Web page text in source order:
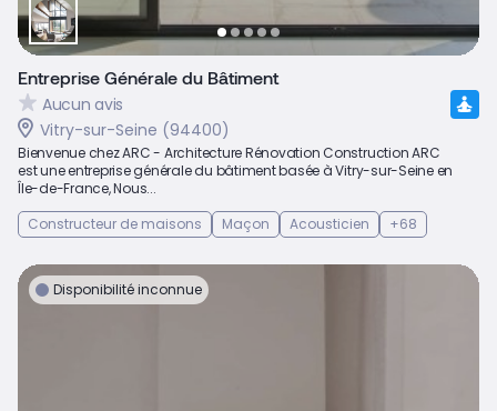
Entreprise Générale du Bâtiment
Aucun avis
Vitry-sur-Seine (94400)
Bienvenue chez ARC - Architecture Rénovation Construction ARC
est une entreprise générale du bâtiment basée à Vitry-sur-Seine en
Île-de-France, Nous...
Constructeur de maisons
Maçon Acousticien +68
Disponibilité inconnue